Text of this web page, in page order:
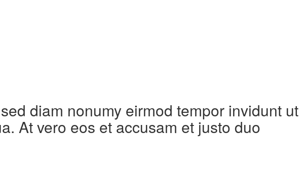
diam nonumy eirmod tempor invidunt ut
At vero eos et accusam et justo duo